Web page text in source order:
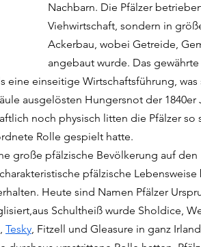
Nachbarn. Die Pfälzer
Viehwirtschaft, sondern in
Ackerbau, wobei Getreide,
angebaut wurde. Das
eine einseitige Wirtschaftsführung,
ausgelösten Hungersnot der 1840er
noch physisch litten die Pfälzer so
Rolle gespielt hatte.
große pfälzische Bevölkerung auf
pfälzische
Heute sind Namen Pfälzer
Schultheiß wurde Sholdice,
Tesky, Fitzell und Gleasure in ganz